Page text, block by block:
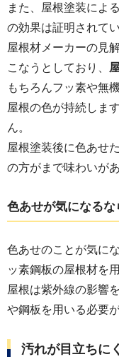
また、屋根塗装によ
の効果は証明されてい
屋根材メーカーの見
こなうとしており、
もちろんフッ素や無
屋根の色が持続しま
ん。
屋根塗装後に色あせ
の方がまで味わいが
色あせが気になるな
色あせのことが気に
ッ素鋼板の屋根材を
屋根は紫外線の影響
や鋼板を用いる必要
汚れが目立ちに